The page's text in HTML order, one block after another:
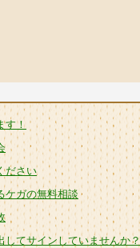
す！
ださい
ケガの無料相談
してサインしていませんか？